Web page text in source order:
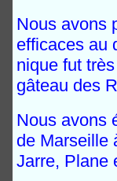
Nous avons
efficaces au
nique fut
gâteau des
Nous avons
de Marseille
Jarre, Plane